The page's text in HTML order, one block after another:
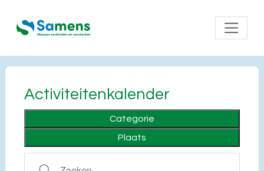
Activiteitenkalender
Categorie
Plaats
Zoeken